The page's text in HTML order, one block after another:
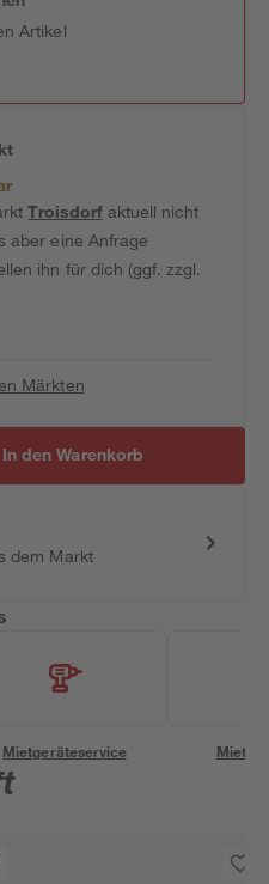
Artikel
Troisdorfaktuell nicht
aber eine Anfrage
ihn für dich (ggf. zzgl.
Märkten
In den Warenkorb
dem Markt
Mietgeräteservice